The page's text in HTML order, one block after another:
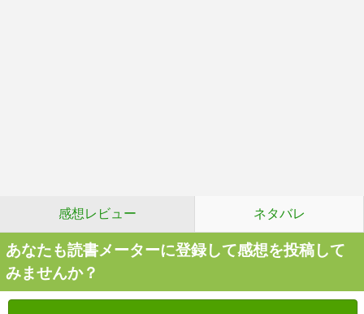
感想レビュー ネタバレ
あなたも読書メーターに登録して感想を投稿して
みませんか？